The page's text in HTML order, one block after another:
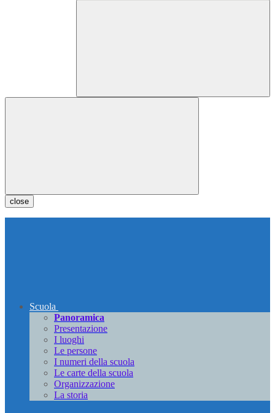
close
Scuola
Panoramica
Presentazione
I luoghi
Le persone
I numeri della scuola
Le carte della scuola
Organizzazione
La storia